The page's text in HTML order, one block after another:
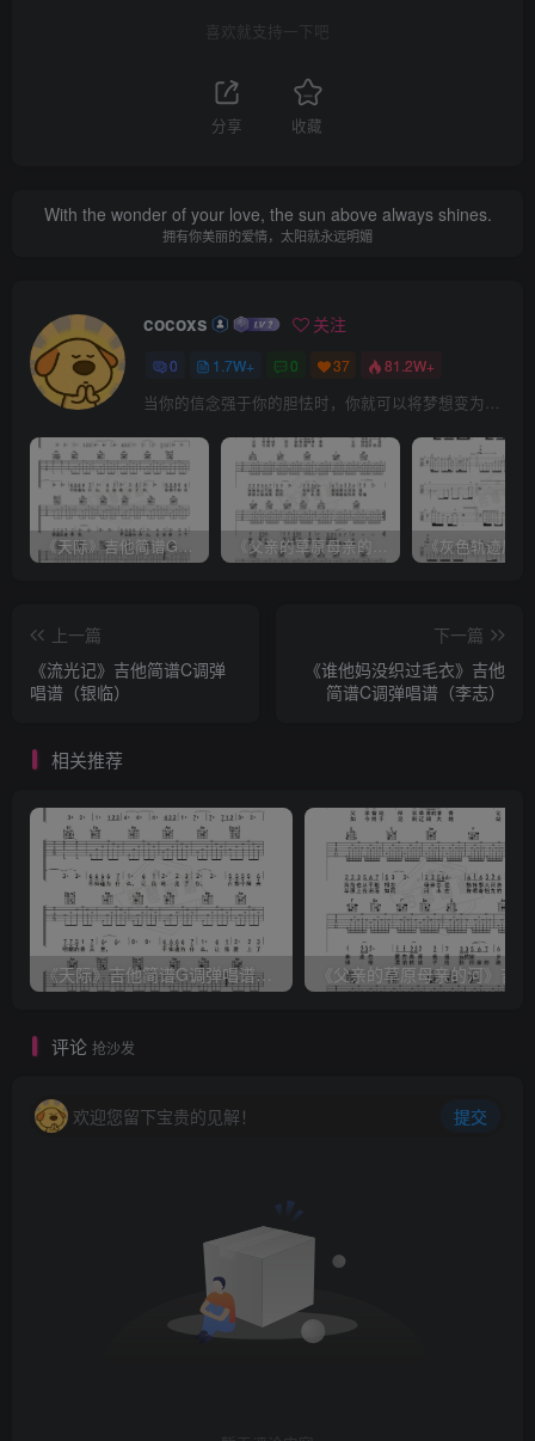
喜欢就支持一下吧
分享 收藏
With the wonder of your love, the sun above always shines.
拥有你美丽的爱情，太阳就永远明媚
cocoxs 关注
0 1.7W+ 0 37 81.2W+
当你的信念强于你的胆怯时，你就可以将梦想变为现实了
《天际》吉他简谱G调弹唱谱（姜玉阳） 《父亲的草原母亲的河》吉他简谱C调弹唱谱（腾格尔）
上一篇
《流光记》吉他简谱C调弹
唱谱（银临）
下一篇
《谁他妈没织过毛衣》吉他
简谱C调弹唱谱（李志）
相关推荐
《天际》吉他简谱G调弹唱谱（姜玉阳）
评论 抢沙发
欢迎您留下宝贵的见解！ 提交